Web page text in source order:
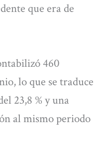
que era de
460
lo que se traduce
23,8 % y una
al mismo periodo